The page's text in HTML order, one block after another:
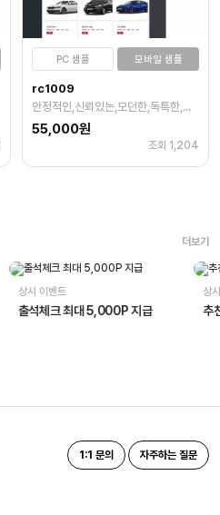
PC 샘플 모바일 샘플
rc1009
안정적인,신뢰있는,모던한,독특한,풍경,제품,검정
55,000원
조회 1,204
더보기
상시 이벤트
출석체크 최대 5,000P 지급
상
추
1:1 문의 자주하는 질문